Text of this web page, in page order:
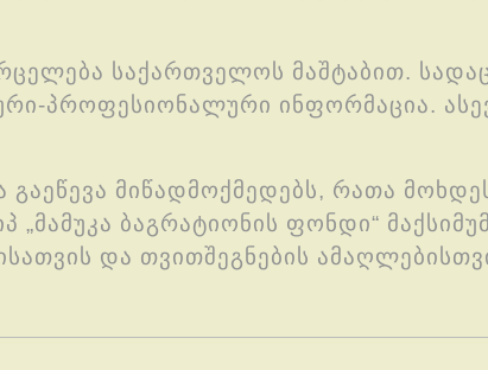
საქართველოს მაშტაბით.
პროფესიონალური ინფორმაცია.
მიწადმოქმედებს, რათა
ბაგრატიონის ფონდი“
და თვითშეგნების